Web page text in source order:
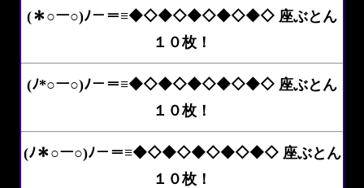
(＊○ー○)ﾉ－＝≡◆◇◆◇◆◇◆◇◆◇ 座ぶとん
１０枚！
(ﾉ*○ー○)ﾉ－＝≡◆◇◆◇◆◇◆◇◆◇ 座ぶとん
１０枚！
(ﾉ＊○ー○)ﾉ－＝≡◆◇◆◇◆◇◆◇◆◇ 座ぶとん
１０枚！